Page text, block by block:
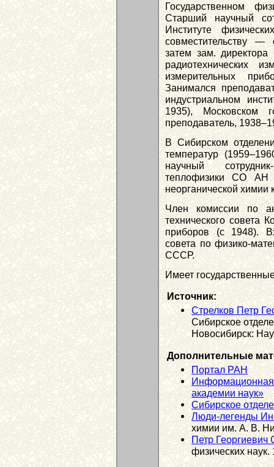
Государственном
Старший научный
Институте
совместительству —
затем зам.
радиотехнических
измерительных
Занимался
индустриальном
1935), Московском
преподаватель,
В Сибирском
температур
научный
теплофизики СО
неорганической химии
Член комиссии по
технического совета
приборов (с 1948).
совета по физико-
СССР.
Имеет
Источник:
Стрелков Петр
Сибирское
Новосибирск:
Дополнительные
Портал РАН
Информационная
академии наук»
Сибирское
Люди-легенды
химии им. А. В.
Петр Георгиевич
физических